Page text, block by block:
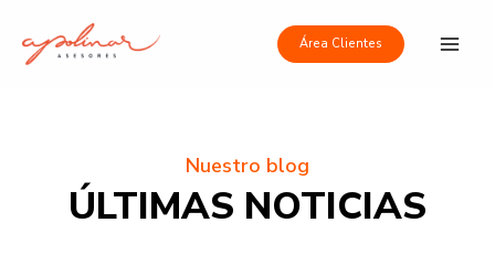
contenido
Área Clientes
Nuestro blog
ÚLTIMAS NOTICIAS